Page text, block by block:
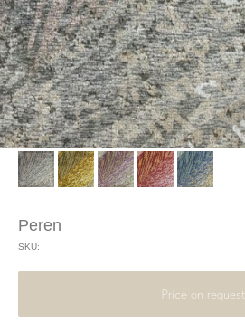
Peren
SKU:
Price on request